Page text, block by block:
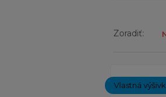
Zoradiť:
Vlastná